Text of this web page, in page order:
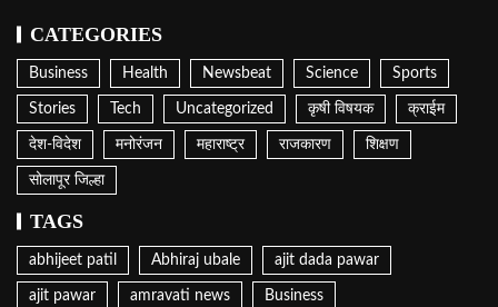
CATEGORIES
Business Health Newsbeat Science Sports
Stories Tech Uncategorized कृषी विषयक क्राईम
देश-विदेश मनोरंजन महाराष्ट्र राजकारण शिक्षण
सोलापूर जिल्हा
TAGS
abhijeet patil Abhiraj ubale ajit dada pawar
ajit pawar amravati news Business